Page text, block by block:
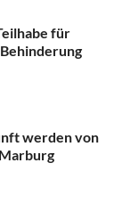
für
werden von